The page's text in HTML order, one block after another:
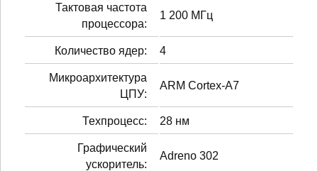
Тактовая частота
процессора:
1 200 МГц
Количество ядер: 4
Микроархитектура
ЦПУ:
ARM Cortex-A7
Техпроцесс: 28 нм
Графический
ускоритель:
Adreno 302